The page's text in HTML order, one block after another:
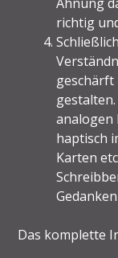
richtig
geschärft
analogen
haptisch
Karten
Das komplette